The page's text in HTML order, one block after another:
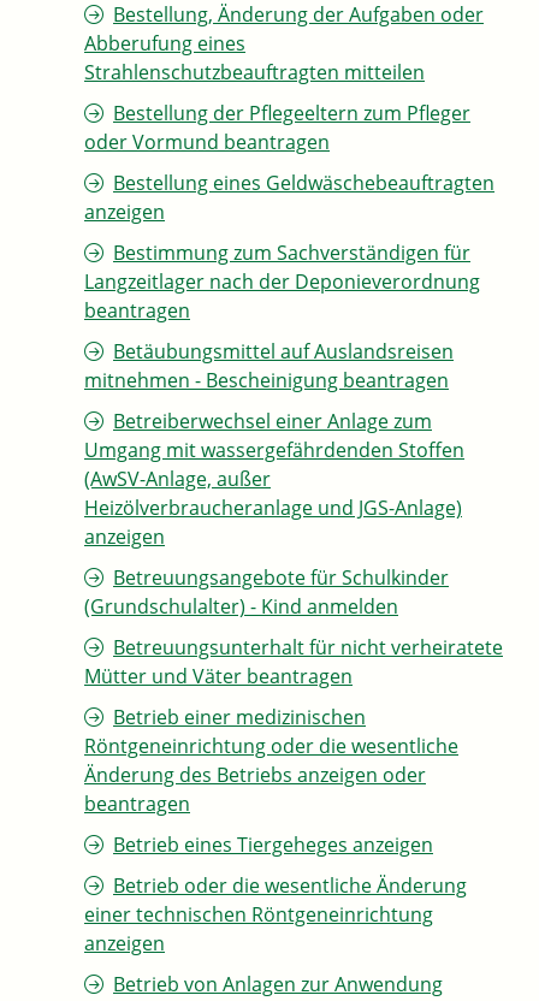
Bestellung, Änderung der Aufgaben oder
Abberufung eines
Strahlenschutzbeauftragten mitteilen
Bestellung der Pflegeeltern zum Pfleger
oder Vormund beantragen
Bestellung eines Geldwäschebeauftragten
anzeigen
Bestimmung zum Sachverständigen für
Langzeitlager nach der Deponieverordnung
beantragen
Betäubungsmittel auf Auslandsreisen
mitnehmen - Bescheinigung beantragen
Betreiberwechsel einer Anlage zum
Umgang mit wassergefährdenden Stoffen
(AwSV-Anlage, außer
Heizölverbraucheranlage und JGS-Anlage)
anzeigen
Betreuungsangebote für Schulkinder
(Grundschulalter) - Kind anmelden
Betreuungsunterhalt für nicht verheiratete
Mütter und Väter beantragen
Betrieb einer medizinischen
Röntgeneinrichtung oder die wesentliche
Änderung des Betriebs anzeigen oder
beantragen
Betrieb eines Tiergeheges anzeigen
Betrieb oder die wesentliche Änderung
einer technischen Röntgeneinrichtung
anzeigen
Betrieb von Anlagen zur Anwendung